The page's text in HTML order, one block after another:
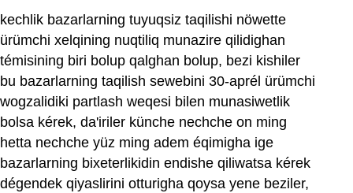
kechlik bazarlarning tuyuqsiz taqilishi nöwette
ürümchi xelqining nuqtiliq munazire qilidighan
témisining biri bolup qalghan bolup, bezi kishiler
bu bazarlarning taqilish sewebini 30-aprél ürümchi
wogzalidiki partlash weqesi bilen munasiwetlik
bolsa kérek, da'iriler künche nechche on ming
hetta nechche yüz ming adem éqimigha ige
bazarlarning bixeterlikidin endishe qiliwatsa kérek
dégendek qiyaslirini otturigha qoysa yene beziler,